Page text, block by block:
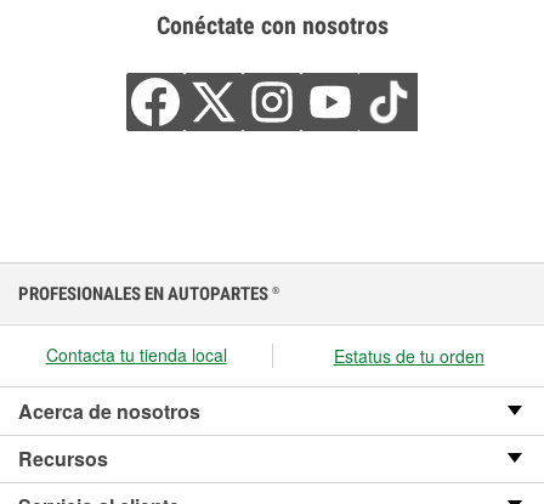
Conéctate con nosotros
PROFESIONALES EN AUTOPARTES ®
Contacta tu tienda local Estatus de tu orden
Acerca de nosotros
Recursos